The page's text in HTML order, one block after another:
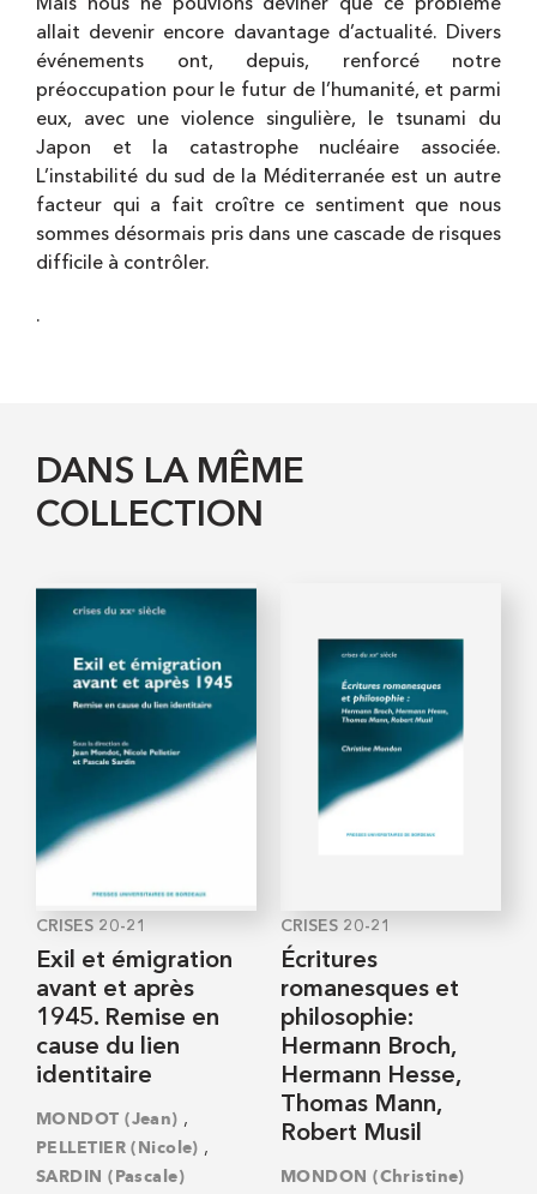
Mais nous ne pouvions deviner que ce problème
allait devenir encore davantage d’actualité. Divers
événements ont, depuis, renforcé notre
préoccupation pour le futur de l’humanité, et parmi
eux, avec une violence singulière, le tsunami du
Japon et la catastrophe nucléaire associée.
L’instabilité du sud de la Méditerranée est un autre
facteur qui a fait croître ce sentiment que nous
sommes désormais pris dans une cascade de risques
difficile à contrôler.
.
DANS LA MÊME
COLLECTION
CRISES 20-21
Exil et émigration
avant et après
1945. Remise en
cause du lien
identitaire
MONDOT (Jean) ,
PELLETIER (Nicole) ,
SARDIN (Pascale)
CRISES 20-21
Écritures
romanesques et
philosophie:
Hermann Broch,
Hermann Hesse,
Thomas Mann,
Robert Musil
MONDON (Christine)